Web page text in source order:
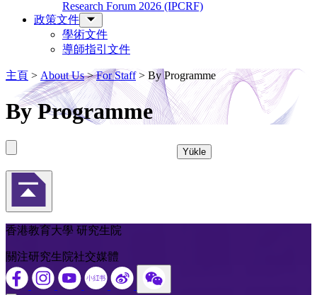
Research Forum 2026 (IPCRF)
政策文件
學術文件
導師指引文件
主頁 > About Us>For Staff> By Programme
By Programme
Yükle
返回頁首
香港教育大學 研究生院
關注研究生院社交媒體